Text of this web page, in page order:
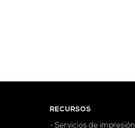
RECURSOS
Servicios de impresión